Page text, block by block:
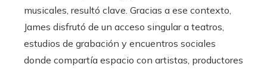
musicales, resultó clave. Gracias a ese contexto,
James disfrutó de un acceso singular a teatros,
estudios de grabación y encuentros sociales
donde compartía espacio con artistas, productores